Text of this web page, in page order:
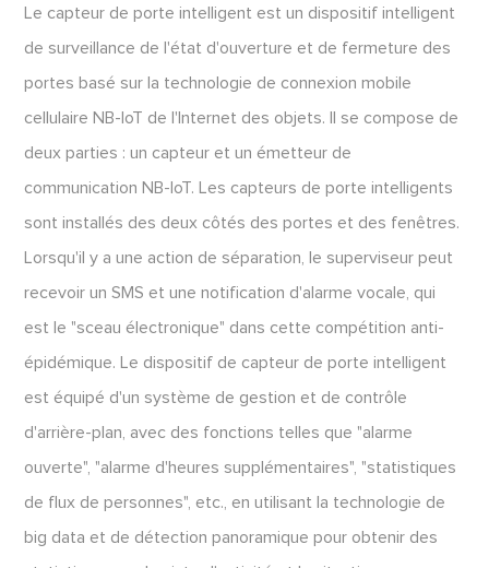
Le capteur de porte intelligent est un dispositif intelligent
de surveillance de l'état d'ouverture et de fermeture des
portes basé sur la technologie de connexion mobile
cellulaire NB-IoT de l'Internet des objets. Il se compose de
deux parties : un capteur et un émetteur de
communication NB-IoT. Les capteurs de porte intelligents
sont installés des deux côtés des portes et des fenêtres.
Lorsqu'il y a une action de séparation, le superviseur peut
recevoir un SMS et une notification d'alarme vocale, qui
est le "sceau électronique" dans cette compétition anti-
épidémique. Le dispositif de capteur de porte intelligent
est équipé d'un système de gestion et de contrôle
d'arrière-plan, avec des fonctions telles que "alarme
ouverte", "alarme d'heures supplémentaires", "statistiques
de flux de personnes", etc., en utilisant la technologie de
big data et de détection panoramique pour obtenir des